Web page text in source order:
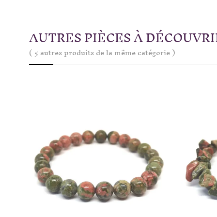
AUTRES PIÈCES À
( 5 autres produits de la même catégorie )